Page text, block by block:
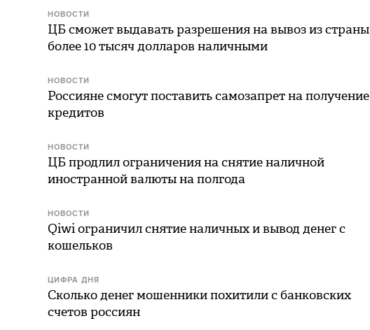
НОВОСТИ
ЦБ сможет выдавать разрешения на вывоз из страны
более 10 тысяч долларов наличными
НОВОСТИ
Россияне смогут поставить самозапрет на получение
кредитов
НОВОСТИ
ЦБ продлил ограничения на снятие наличной
иностранной валюты на полгода
НОВОСТИ
Qiwi ограничил снятие наличных и вывод денег с
кошельков
ЦИФРА ДНЯ
Сколько денег мошенники похитили с банковских
счетов россиян